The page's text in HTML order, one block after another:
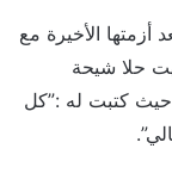
أزمتها الأخيرة مع
حلا شيحة
حيث كتبت له :”كل